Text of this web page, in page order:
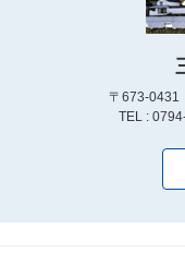
〒673-0431
TEL :